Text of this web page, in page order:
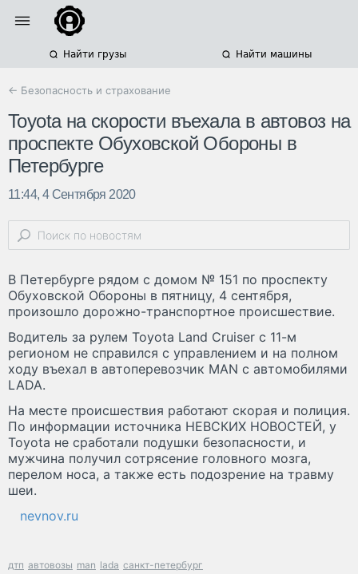
Найти грузы Найти машины
← Безопасность и страхование
Toyota на скорости въехала в автовоз на
проспекте Обуховской Обороны в
Петербурге
11:44, 4 Сентября 2020
В Петербурге рядом с домом № 151 по проспекту
Обуховской Обороны в пятницу, 4 сентября,
произошло дорожно-транспортное происшествие.
Водитель за рулем Toyota Land Cruiser с 11-м
регионом не справился с управлением и на полном
ходу въехал в автоперевозчик MAN с автомобилями
LADA.
На месте происшествия работают скорая и полиция.
По информации источника НЕВСКИХ НОВОСТЕЙ, у
Toyota не сработали подушки безопасности, и
мужчина получил сотрясение головного мозга,
перелом носа, а также есть подозрение на травму
шеи.
nevnov.ru
дтп автовозы man lada санкт-петербург